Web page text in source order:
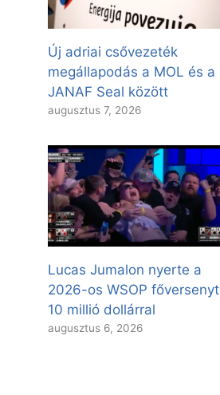
Új adriai csővezeték
megállapodás a MOL és a
JANAF Seal között
augusztus 7, 2026
Lucas Jumalon nyerte a
2026-os WSOP főversenyt
10 millió dollárral
augusztus 6, 2026